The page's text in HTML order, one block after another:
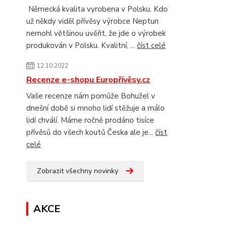
Německá kvalita vyrobena v Polsku. Kdo
už někdy viděl přívěsy výrobce Neptun
nemohl většinou uvěřit, že jde o výrobek
produkován v Polsku. Kvalitní, ... číst celé
12.10.2022
Recenze e-shopu Europřívěsy.cz
Vaše recenze nám pomůže Bohužel v
dnešní době si mnoho lidí stěžuje a málo
lidí chválí. Máme ročně prodáno tisíce
přívěsů do všech koutů Česka ale je... číst
celé
Zobrazit všechny novinky
AKCE